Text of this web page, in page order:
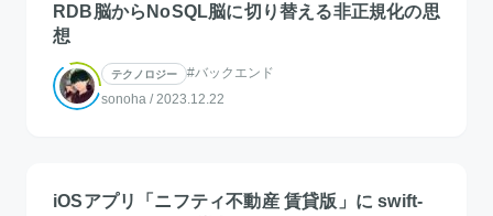
RDB脳からNoSQL脳に切り替える非正規化の思
想
テクノロジー
#バックエンド
sonoha / 2023.12.22
iOSアプリ「ニフティ不動産 賃貸版」に swift-